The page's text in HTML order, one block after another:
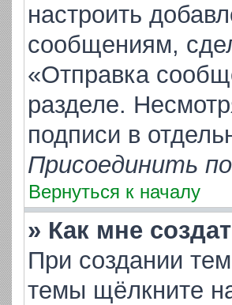
настроить
сообщениям,
«Отправка
разделе.
подписи в
Присоединить
Вернуться к началу
» Как мне
При создании
темы щёлкните